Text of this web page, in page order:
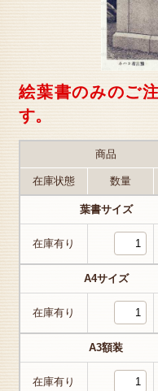
絵葉書のみのご
す。
商品
在庫状態 数量
葉書サイズ
在庫有り
A4サイズ
在庫有り
A3額装
在庫有り